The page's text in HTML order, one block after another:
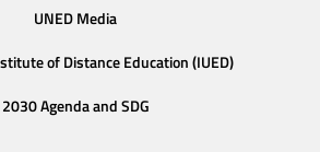
UNED Media
of Distance Education (IUED)
2030 Agenda and SDG